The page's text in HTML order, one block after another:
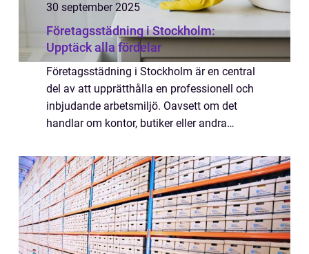
30 september 2025
Företagsstädning i Stockholm:
Upptäck alla fördelar
Företagsstädning i Stockholm är en central
del av att upprätthålla en professionell och
inbjudande arbetsmiljö. Oavsett om det
handlar om kontor, butiker eller andra
regelbunde...